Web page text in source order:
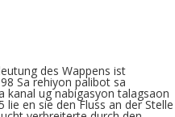
des Wappens ist
Sa rehiyon palibot sa
kanal ug nabigasyon talagsaon
lie en sie den Fluss an der Stelle